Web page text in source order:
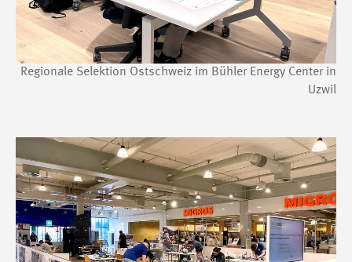
Regionale Selektion Ostschweiz im Bühler Energy Center in
Uzwil